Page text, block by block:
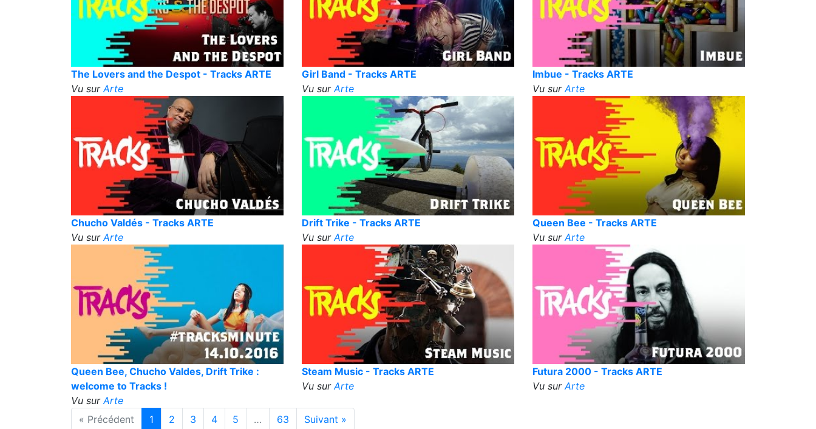
The Lovers and the Despot - Tracks ARTE
Vu sur Arte
Girl Band - Tracks ARTE
Vu sur Arte
Imbue - Tracks ARTE
Vu sur Arte
Chucho Valdés - Tracks ARTE
Vu sur Arte
Drift Trike - Tracks ARTE
Vu sur Arte
Queen Bee - Tracks ARTE
Vu sur Arte
Queen Bee, Chucho Valdes, Drift Trike :
welcome to Tracks !
Vu sur Arte
Steam Music - Tracks ARTE
Vu sur Arte
Futura 2000 - Tracks ARTE
Vu sur Arte
« Précédent 1 2 3 4 5 … 63 Suivant »